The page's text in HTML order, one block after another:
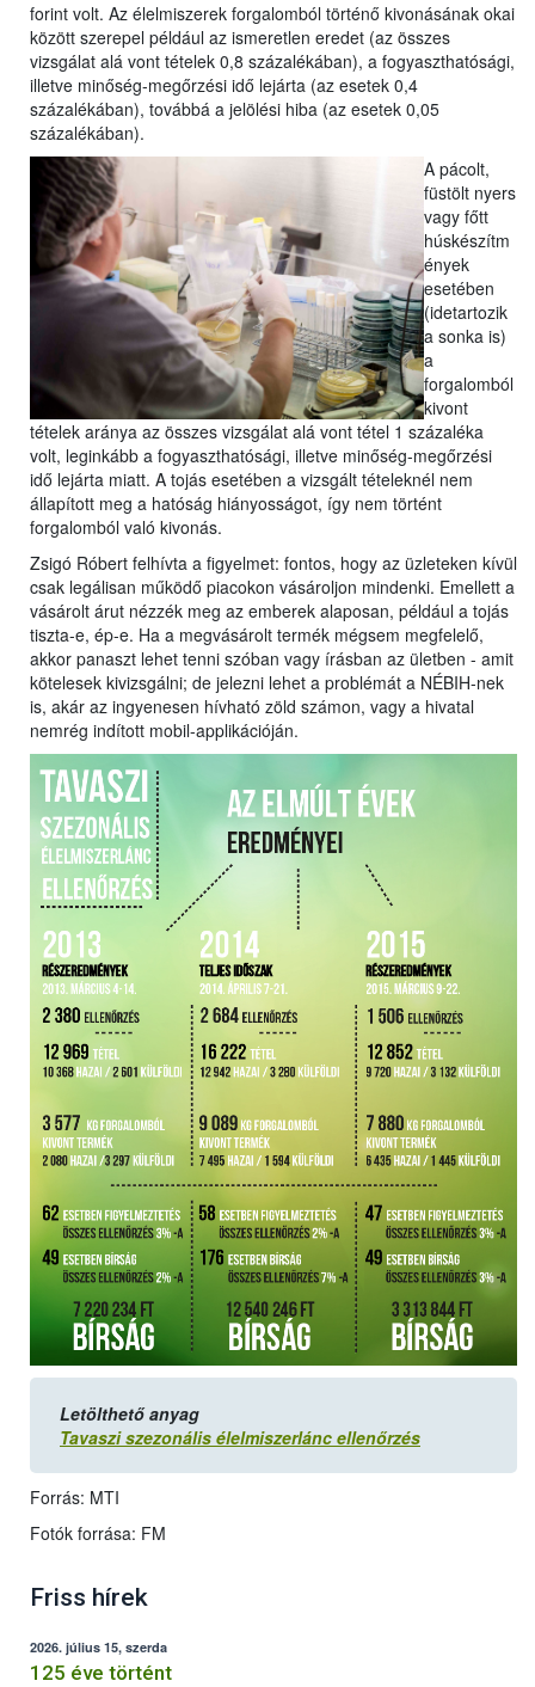
forint volt. Az élelmiszerek forgalomból történő kivonásának okai
között szerepel például az ismeretlen eredet (az összes
vizsgálat alá vont tételek 0,8 százalékában), a fogyaszthatósági,
illetve minőség-megőrzési idő lejárta (az esetek 0,4
százalékában), továbbá a jelölési hiba (az esetek 0,05
százalékában).
A pácolt,
füstölt nyers
vagy főtt
húskészítm
ények
esetében
(idetartozik
a sonka is)
a
forgalomból
kivont
tételek aránya az összes vizsgálat alá vont tétel 1 százaléka
volt, leginkább a fogyaszthatósági, illetve minőség-megőrzési
idő lejárta miatt. A tojás esetében a vizsgált tételeknél nem
állapított meg a hatóság hiányosságot, így nem történt
forgalomból való kivonás.
Zsigó Róbert felhívta a figyelmet: fontos, hogy az üzleteken kívül
csak legálisan működő piacokon vásároljon mindenki. Emellett a
vásárolt árut nézzék meg az emberek alaposan, például a tojás
tiszta-e, ép-e. Ha a megvásárolt termék mégsem megfelelő,
akkor panaszt lehet tenni szóban vagy írásban az ületben - amit
kötelesek kivizsgálni; de jelezni lehet a problémát a NÉBIH-nek
is, akár az ingyenesen hívható zöld számon, vagy a hivatal
nemrég indított mobil-applikációján.
Letölthető anyag
Tavaszi szezonális élelmiszerlánc ellenőrzés
Forrás: MTI
Fotók forrása: FM
Friss hírek
2026. július 15, szerda
125 éve történt